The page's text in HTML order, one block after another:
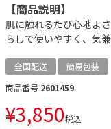
【商品説明】
肌に触れるたび心地よ
らしで使いやすく、気
全国配送
簡易包装
商品番号 2601459
¥3,850税込